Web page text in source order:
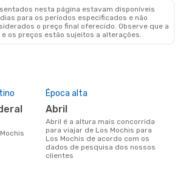
nesta página estavam disponíveis
para os períodos especificados e não
o preço final oferecido. Observe que a
os preços estão sujeitos a alterações.
Época alta
abril
abril é a altura mais concorrida
para viajar de Los Mochis para
Los Mochis de acordo com os
dados de pesquisa dos nossos
clientes